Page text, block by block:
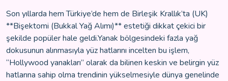
Son yıllarda hem Türkiye’de hem de Birleşik Krallık’ta (UK)
**Bişektomi (Bukkal Yağ Alımı)** estetiği dikkat çekici bir
şekilde popüler hale geldi.Yanak bölgesindeki fazla yağ
dokusunun alınmasıyla yüz hatlarını incelten bu işlem,
“Hollywood yanakları” olarak da bilinen keskin ve belirgin yüz
hatlarına sahip olma trendinin yükselmesiyle dünya genelinde